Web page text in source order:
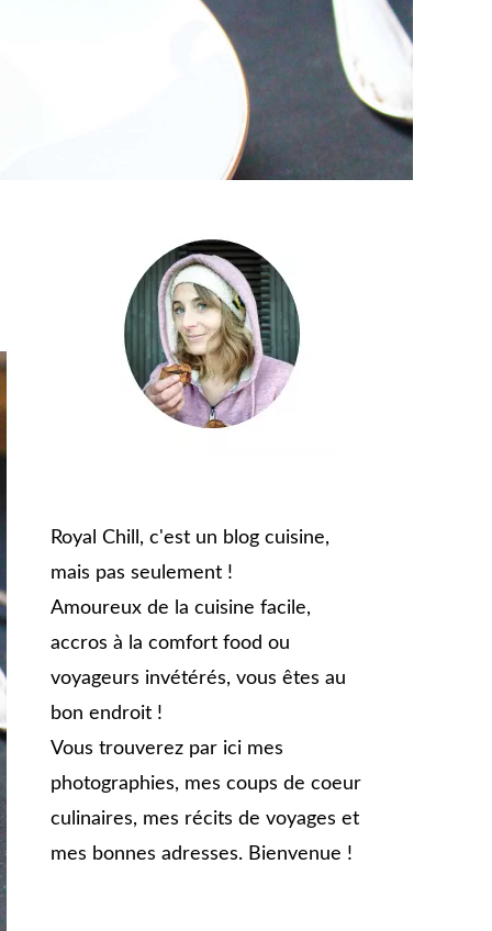
Royal Chill, c'est un blog cuisine,
mais pas seulement !
Amoureux de la cuisine facile,
accros à la comfort food ou
voyageurs invétérés, vous êtes au
bon endroit !
Vous trouverez par ici mes
photographies, mes coups de coeur
culinaires, mes récits de voyages et
mes bonnes adresses. Bienvenue !